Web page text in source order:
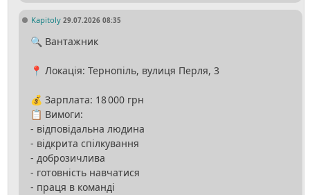
Kapitoly 29.07.2026 08:35
🔍 Вантажник
📍 Локація: Тернопіль, вулиця Перля, 3
💰 Зарплата: 18 000 грн
📋 Вимоги:
- відповідальна людина
- відкрита спілкування
- доброзичлива
- готовність навчатися
- праця в команді